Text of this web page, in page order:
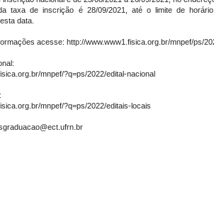
taxa de inscrição é 28/09/2021, até o limite de
data.
acesse: http://www.www1.fisica.org.br/mnpef/ps/
mnpef/?q=ps/2022/edital-nacional
mnpef/?q=ps/2022/editais-locais